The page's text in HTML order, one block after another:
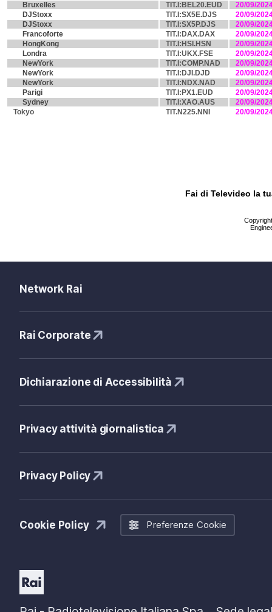
Bruxelles
TIT.I:BEL20.EUD
20/09/
DJStoxx
TIT.I:SX5E.DJS
20/09/
DJStoxx
TIT.I:SX5P.DJS
20/09/
Francoforte
TIT.I:DAX.DAX
20/09/
HongKong
TIT.I:HSI.HSN
20/09/
Londra
TIT.I:UKX.FSE
20/09/
NewYork
TIT.I:COMP.NAD
20/09/
NewYork
TIT.I:DJI.DJD
20/09/
NewYork
TIT.I:NDX.NAD
20/09/
Parigi
TIT.I:PX1.EUD
20/09/
Sydney
TIT.I:XAO.AUS
20/09/
Tokyo
TIT.N225.NNI 20/09/
Fai di Televideo la